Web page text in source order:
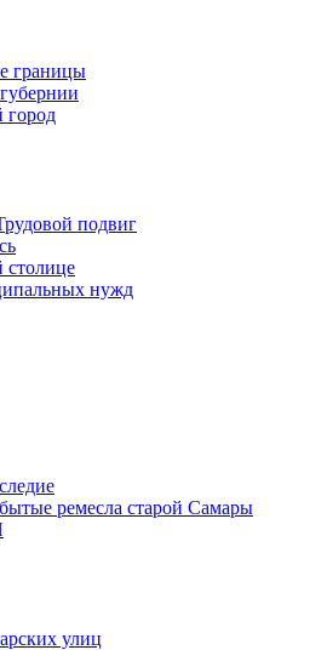
границы
город
подвиг
столице
нужд
ремесла старой Самары
улиц